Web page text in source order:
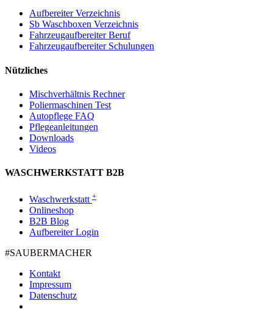
Aufbereiter Verzeichnis
Sb Waschboxen Verzeichnis
Fahrzeugaufbereiter Beruf
Fahrzeugaufbereiter Schulungen
Nützliches
Mischverhältnis Rechner
Poliermaschinen Test
Autopflege FAQ
Pflegeanleitungen
Downloads
Videos
WASCHWERKSTATT B2B
Waschwerkstatt +
Onlineshop
B2B Blog
Aufbereiter Login
#SAUBER­MACHER
Kontakt
Impressum
Datenschutz